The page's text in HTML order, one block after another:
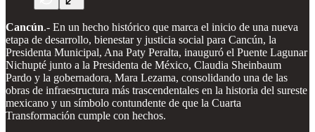
Cancún.- En un hecho histórico que marca el inicio de una nueva
etapa de desarrollo, bienestar y justicia social para Cancún, la
Presidenta Municipal, Ana Paty Peralta, inauguró el Puente Lagunar
Nichupté junto a la Presidenta de México, Claudia Sheinbaum
Pardo y la gobernadora, Mara Lezama, consolidando una de las
obras de infraestructura más trascendentales en la historia del sureste
mexicano y un símbolo contundente de que la Cuarta
Transformación cumple con hechos.